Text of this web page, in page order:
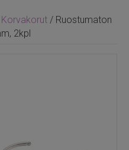
Korvakorut / Ruostumaton
2kpl